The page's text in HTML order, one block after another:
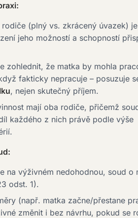
(plný vs. zkrácený úvazek) je
jeho možností a schopností
zohlednit, že matka by mohla
fakticky nepracuje – posuzuje
, nejen skutečný příjem.
mají oba rodiče, přičemž
každého z nich právě podle výše
na výživném nedohodnou, soud o
odst. 1).
(např. matka začne/přestane
změnit i bez návrhu, pokud se